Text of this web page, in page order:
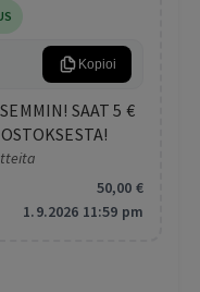
Kopioi
SAAT 5 €
50,00 €
1.9.2026 11:59 pm